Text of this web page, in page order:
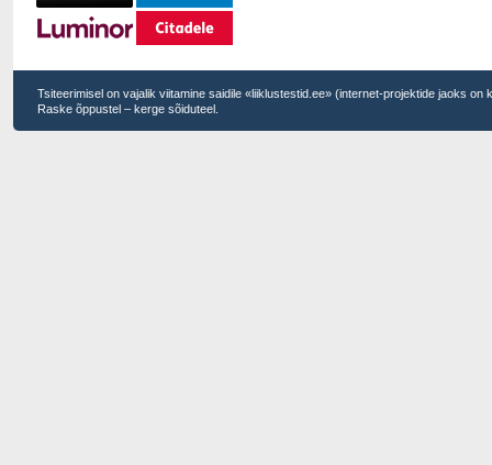
Tsiteerimisel on vajalik viitamine saidile «liiklustestid.ee» (internet-projektide jaoks on
Raske õppustel – kerge sõiduteel.